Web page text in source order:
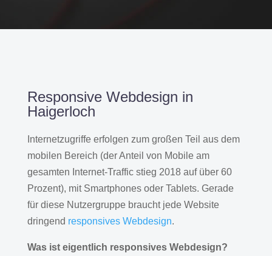
Responsive Webdesign in
Haigerloch
Internetzugriffe erfolgen zum großen Teil aus dem
mobilen Bereich (der Anteil von Mobile am
gesamten Internet-Traffic stieg 2018 auf über 60
Prozent), mit Smartphones oder Tablets. Gerade
für diese Nutzergruppe braucht jede Website
dringend responsives Webdesign.
Was ist eigentlich responsives Webdesign?